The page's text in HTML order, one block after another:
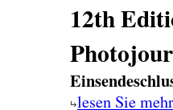
12th
lesen Sie mehr